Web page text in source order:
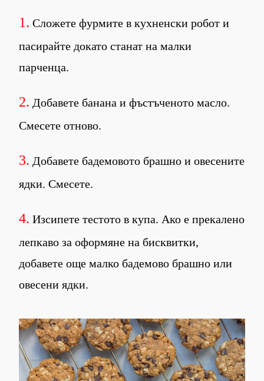
1. Сложете фурмите в кухненски робот и
пасирайте докато станат на малки
парченца.
2. Добавете банана и фъстъченото масло.
Смесете отново.
3. Добавете бадемовото брашно и овесените
ядки. Смесете.
4. Изсипете тестото в купа. Ако е прекалено
лепкаво за оформяне на бисквитки,
добавете още малко бадемово брашно или
овесени ядки.